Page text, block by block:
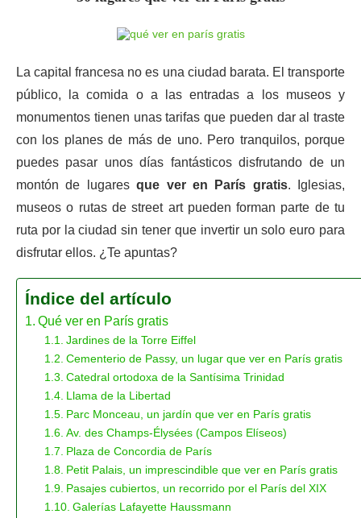
La capital francesa no es una ciudad barata. El transporte
público, la comida o a las entradas a los museos y
monumentos tienen unas tarifas que pueden dar al traste
con los planes de más de uno. Pero tranquilos, porque
puedes pasar unos días fantásticos disfrutando de un
montón de lugaresque ver en París gratis. Iglesias,
museos o rutas de street art pueden forman parte de tu
ruta por la ciudad sin tener que invertir un solo euro para
disfrutar ellos. ¿Te apuntas?
Índice del artículo
Qué ver en París gratis
Jardines de la Torre Eiffel
Cementerio de Passy, un lugar que ver en París gratis
Catedral ortodoxa de la Santísima Trinidad
Llama de la Libertad
Parc Monceau, un jardín que ver en París gratis
Av. des Champs-Élysées (Campos Elíseos)
Plaza de Concordia de París
Petit Palais, un imprescindible que ver en París gratis
Pasajes cubiertos, un recorrido por el París del XIX
Galerías Lafayette Haussmann